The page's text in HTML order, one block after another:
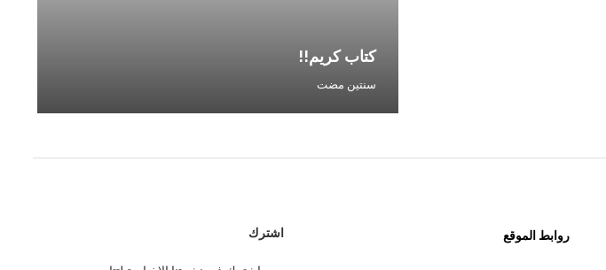
كتاب كريم!!
سنتين مضت
روابط الموقع اشترك